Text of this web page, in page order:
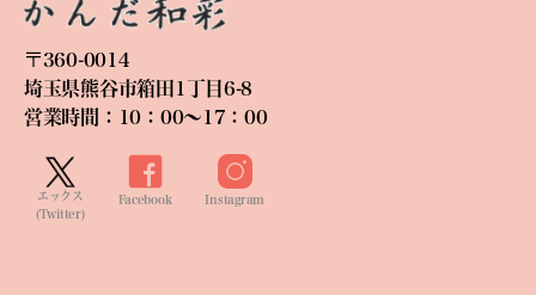
〒360-0014
埼玉県熊谷市箱田1丁目6-8
営業時間：10：00〜17：00
エックス
(Twitter)
Facebook Instagram